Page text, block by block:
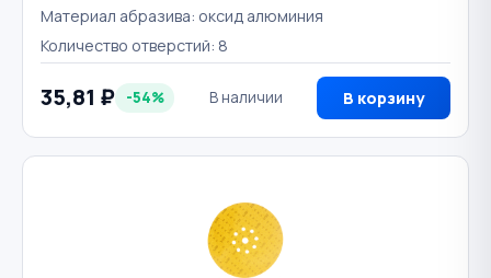
Материал абразива: оксид алюминия
Количество отверстий: 8
35,81 ₽ -54% В наличии В корзину